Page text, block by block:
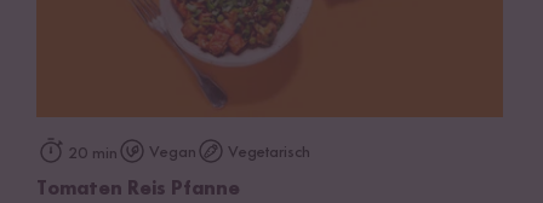
20 min Vegan Vegetarisch
Tomaten Reis Pfanne